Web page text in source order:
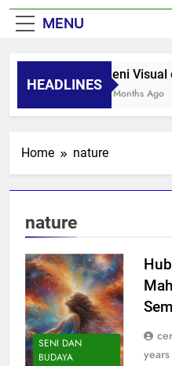
MENU
HEADLINES
Seni
8 Months Ago
Home nature
nature
SENI DAN
BUDAYA